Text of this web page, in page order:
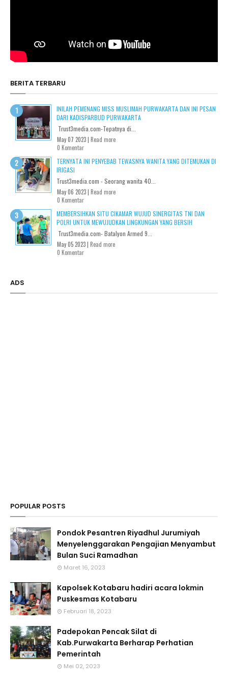
BERITA TERBARU
INILAH PEMENANG MISS MUSLIMAH PURWAKARTA DAN INI PESAN
DARI KADISPARBUD PURWAKARTA
Trust3media.com-Tepatnya di...
May 07 2023 | Read more
0 Komentar
TERNYATA INI PENYEBAB TEWASNYA WANITA YANG DITEMUKAN DI
IRIGASI
Trust3media.com - Seorang wanita 40...
May 06 2023 | Read more
0 Komentar
MEMBERSIHKAN SITU CIKAMAR WUJUD SINERGITAS TNI DAN
POLRI UNTUK MEWUJUDKAN LINGKUNGAN YANG BERSIH
Trust3media.com- Batalyon Armed 9...
May 05 2023 | Read more
0 Komentar
ADS
POPULAR POSTS
Pondok Pesantren Riyadhul Jurumiyah
Menyelenggarakan Pengajian Menyambut
Bulan Suci Ramadhan
Maret 16, 2023
Kapolsek Kotabaru hadiri acara lokmin
Puskesmas Kotabaru
Februari 18, 2023
Padepokan Pencak Silat di
Kab.Purwakarta Berharap Perhatian
Pemerintah
Mei 02, 2023